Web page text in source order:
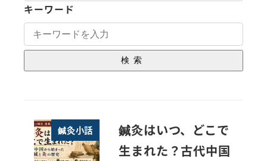
キーワード
検索
鍼灸小話
鍼灸はいつ、どこで
生まれた？古代中国